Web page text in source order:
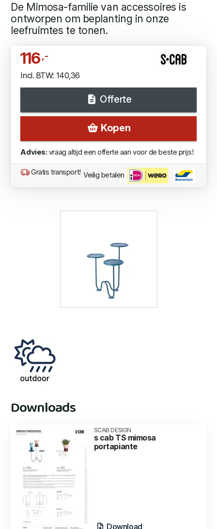
De Mimosa-familie van accessoires is
ontworpen om beplanting in onze
leefruimtes te tonen.
116,-
Incl. BTW: 140,36
Offerte
Kopen
Advies: vraag altijd een offerte aan voor de beste prijs!
Gratis transport! Veilig betalen
Downloads
SCAB DESIGN
s cab TS mimosa
portapiante
Download